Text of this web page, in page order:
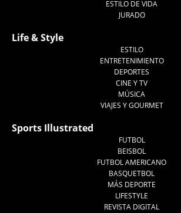
ESTILO DE VIDA
JURADO
Life & Style
ESTILO
ENTRETENIMIENTO
DEPORTES
CINE Y TV
MÚSICA
VIAJES Y GOURMET
Sports Illustrated
FUTBOL
BEISBOL
FUTBOL AMERICANO
BASQUETBOL
MÁS DEPORTE
LIFESTYLE
REVISTA DIGITAL